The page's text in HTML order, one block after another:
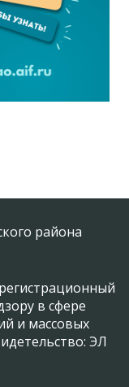
района
в сфере
и массовых
ЭЛ